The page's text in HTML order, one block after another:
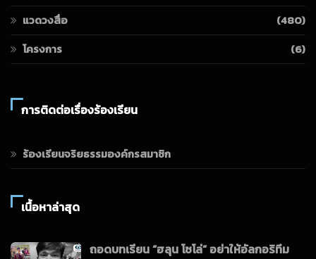
แวดวงสื่อ
(480)
โครงการ
(6)
การติดต่อเรื่องร้องเรียน
ร้องเรียนจริยธรรมองค์กรสมาชิก
เนื้อหาล่าสุด
ถอดบทเรียน “ฮลุน โซโล่” อย่าให้อัลกอริทึม